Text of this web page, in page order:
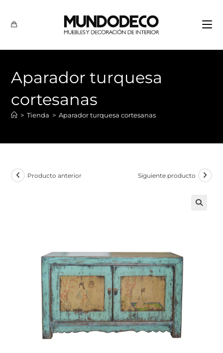
Aparador turquesa
cortesanas
> Tienda > Aparador turquesa cortesanas
Producto anterior Siguiente producto